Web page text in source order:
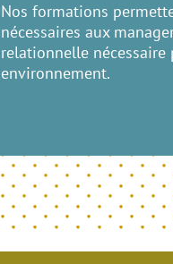
Nos formations
nécessaires aux
relationnelle
environnement.